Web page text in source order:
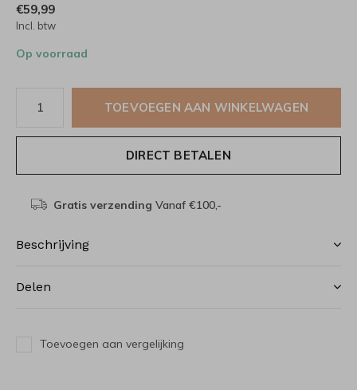
€59,99
Incl. btw
Op voorraad
TOEVOEGEN AAN WINKELWAGEN
DIRECT BETALEN
Gratis verzending Vanaf €100,-
Beschrijving
Delen
Toevoegen aan vergelijking